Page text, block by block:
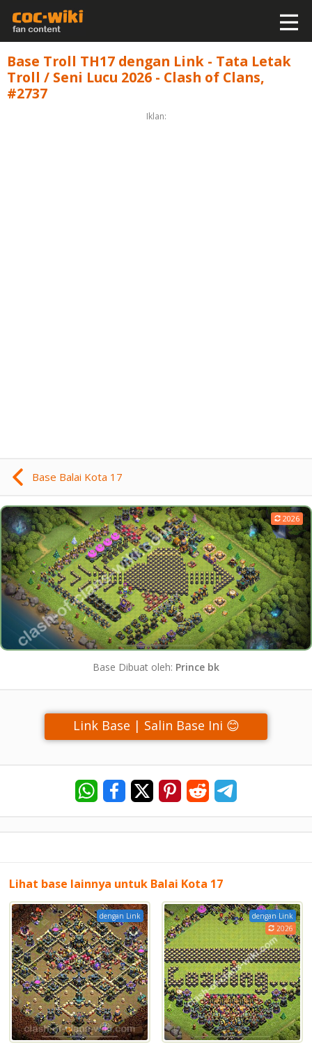
Base Troll TH17 dengan Link - Tata Letak
Troll / Seni Lucu 2026 - Clash of Clans,
#2737
Iklan:
Base Balai Kota 17
2026
Base Dibuat oleh: Prince bk
Link Base | Salin Base Ini 😊
Lihat base lainnya untuk Balai Kota 17
dengan Link
dengan Link
2026